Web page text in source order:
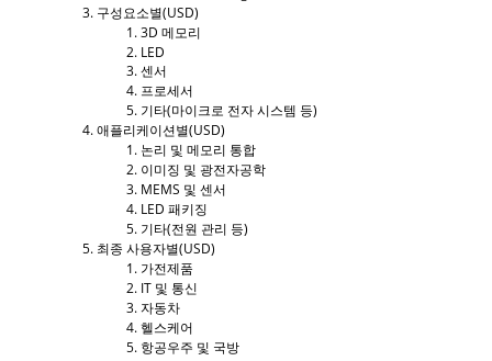
구성요소별(USD)
3D 메모리
LED
센서
프로세서
기타(마이크로 전자 시스템 등)
애플리케이션별(USD)
논리 및 메모리 통합
이미징 및 광전자공학
MEMS 및 센서
LED 패키징
기타(전원 관리 등)
최종 사용자별(USD)
가전제품
IT 및 통신
자동차
헬스케어
항공우주 및 국방